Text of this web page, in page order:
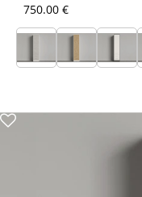
750.00 €